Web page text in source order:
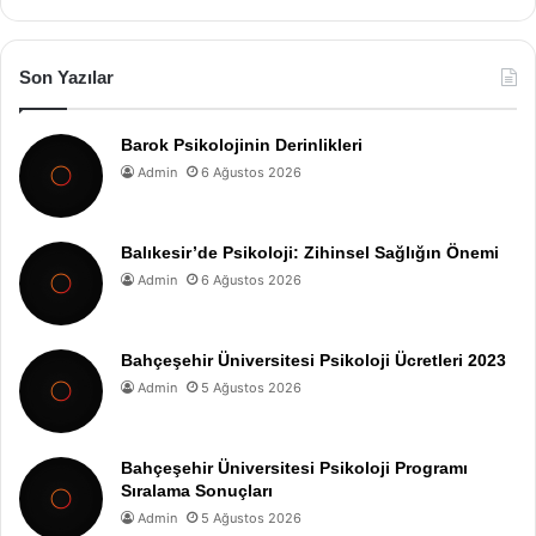
Son Yazılar
Barok Psikolojinin Derinlikleri
Admin 6 Ağustos 2026
Balıkesir’de Psikoloji: Zihinsel Sağlığın Önemi
Admin 6 Ağustos 2026
Bahçeşehir Üniversitesi Psikoloji Ücretleri 2023
Admin 5 Ağustos 2026
Bahçeşehir Üniversitesi Psikoloji Programı
Sıralama Sonuçları
Admin 5 Ağustos 2026